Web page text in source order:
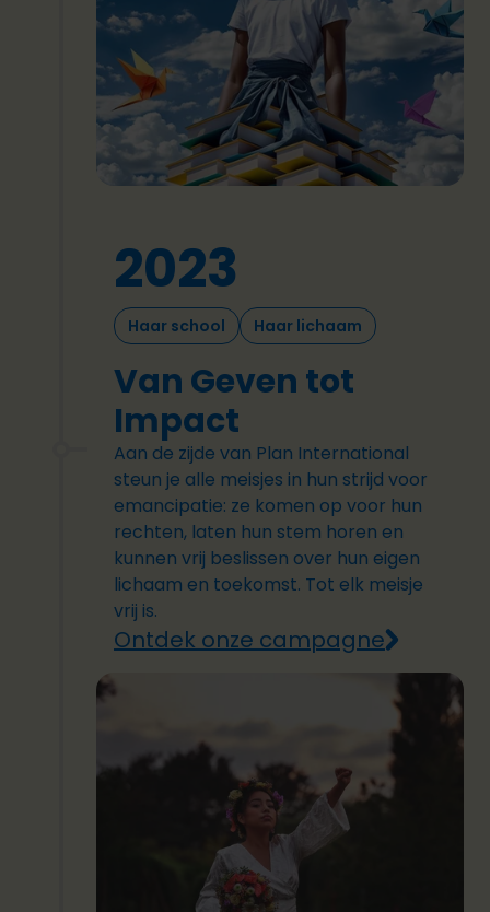
2023
Haar school Haar lichaam
Van Geven tot
Impact
Aan de zijde van Plan International
steun je alle meisjes in hun strijd voor
emancipatie: ze komen op voor hun
rechten, laten hun stem horen en
kunnen vrij beslissen over hun eigen
lichaam en toekomst. Tot elk meisje
vrij is.
Ontdek onze campagne